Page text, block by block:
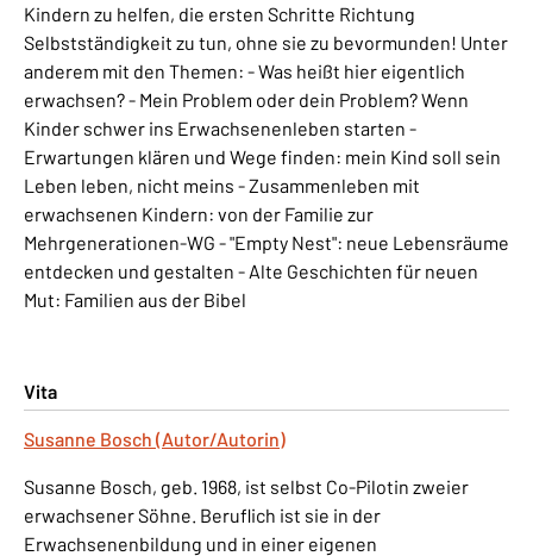
Kindern zu helfen, die ersten Schritte Richtung
Selbstständigkeit zu tun, ohne sie zu bevormunden! Unter
anderem mit den Themen: - Was heißt hier eigentlich
erwachsen? - Mein Problem oder dein Problem? Wenn
Kinder schwer ins Erwachsenenleben starten -
Erwartungen klären und Wege finden: mein Kind soll sein
Leben leben, nicht meins - Zusammenleben mit
erwachsenen Kindern: von der Familie zur
Mehrgenerationen-WG - "Empty Nest": neue Lebensräume
entdecken und gestalten - Alte Geschichten für neuen
Mut: Familien aus der Bibel
Vita
Susanne Bosch (Autor/Autorin)
Susanne Bosch, geb. 1968, ist selbst Co-Pilotin zweier
erwachsener Söhne. Beruflich ist sie in der
Erwachsenenbildung und in einer eigenen